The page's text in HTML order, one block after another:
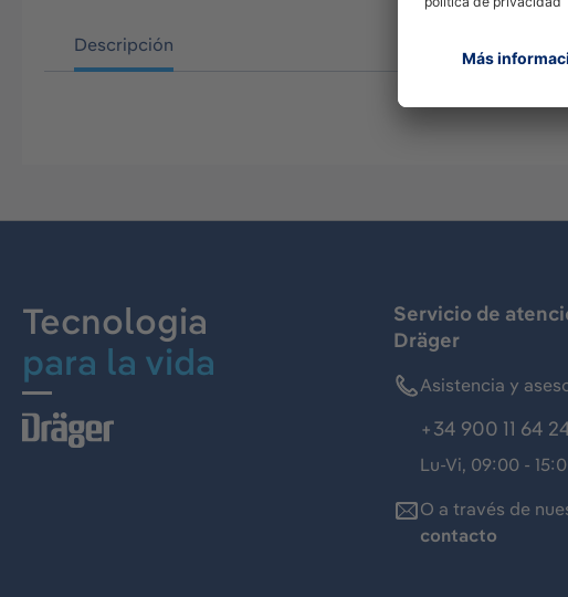
Descripción
Tecnologia
para la vida
Servicio de
Dräger
Asistencia y
+34 900 11 64
Lu-Vi, 09:00 -
O a través de
contacto